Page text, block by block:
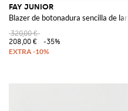
FAY JUNIOR
Blazer de botonadura sencilla de
320,00 €
208,00 €
-35%